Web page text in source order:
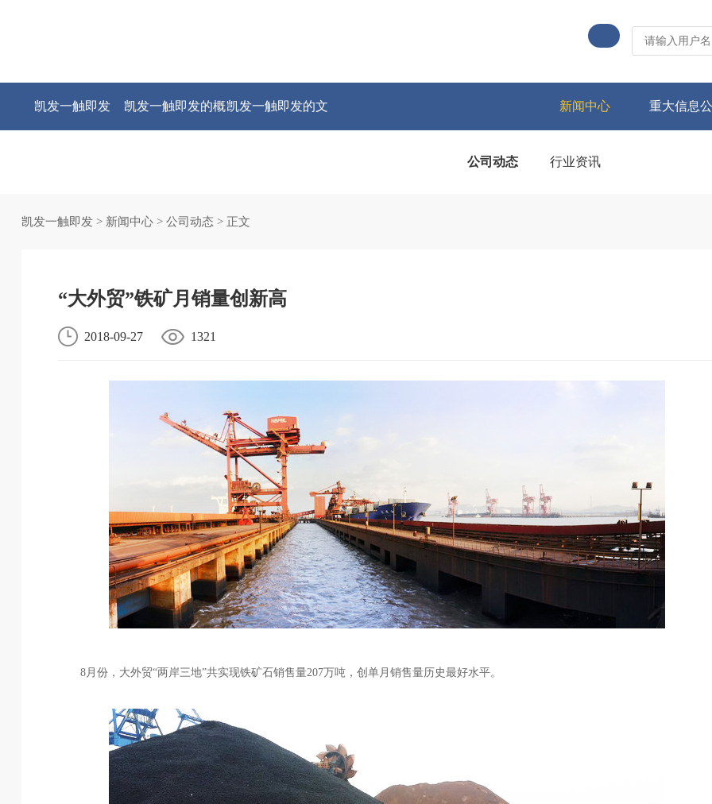
凯发一触即发 凯发一触即发的概凯发一触即发的文 新闻中心 重大信息
公司动态 行业资讯
凯发一触即发> 新闻中心> 公司动态 > 正文
“大外贸”铁矿月销量创新高
2018-09-27 1321
8月份，大外贸“两岸三地”共实现铁矿石销售量207万吨，创单月销售量历史最好水平。